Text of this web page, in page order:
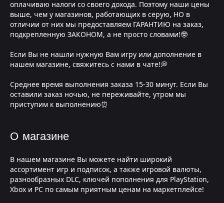
оплачиваю налоги со своего дохода. Поэтому наши цены
выше, чем у магазинов, работающих в серую, НО в
отличии от них мы предоставляем ГАРАНТИЮ на заказ,
подкрепленную ЗАКОНОМ, а не просто словами!🤓
Если Вы не нашли нужную Вам игру или дополнение в
нашем магазине, свяжитесь с нами в чате!💭
Среднее время выполнения заказа 15-30 минут. Если Вы
оставили заказ ночью, не переживайте, утром мы
приступим к выполнению⏰
О магазине
В нашем магазине Вы можете найти широкий
ассортимент игр и подписок, а также игровой валюты,
разнообразных DLC, ключей пополнения для PlayStation,
Xbox и PC по самым приятным ценам на маркетплейсе!